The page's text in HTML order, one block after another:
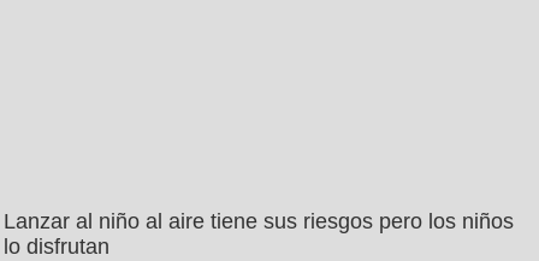
Lanzar al niño al aire tiene sus riesgos pero los niños
lo disfrutan